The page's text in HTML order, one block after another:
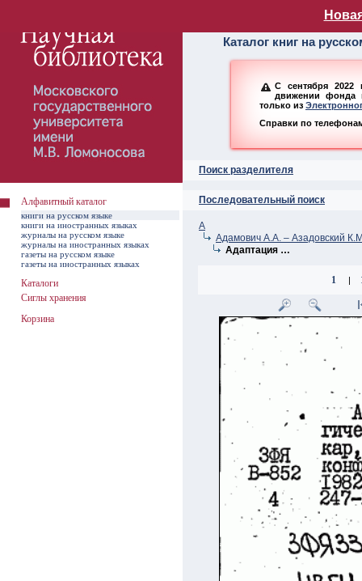
Алфавитный
Каталог книг на
С сентября 2022
движении фонда
только из
Справки по
Поиск разделителя
Последовательный поиск
А
Адамович А.А. – Азадовский
Адаптация …
1 |
Алфавитный каталог
книги на русском языке
книги на иностранных языках
журналы на русском языке
журналы на иностранных языках
газеты на русском языке
газеты на иностранных языках
Каталоги
Сиглы хранения
Корзина